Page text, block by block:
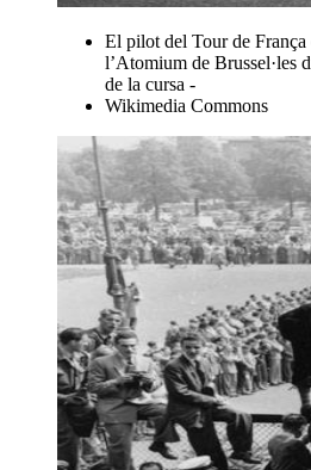
El pilot del Tour de França
l’Atomium de Brussel·les
de la cursa -
Wikimedia Commons